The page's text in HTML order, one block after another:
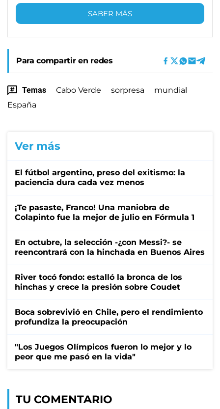
SABER MÁS
Para compartir en redes
Temas Cabo Verde sorpresa
mundial
España
Ver más
El fútbol argentino, preso del exitismo: la
paciencia dura cada vez menos
¡Te pasaste, Franco! Una maniobra de
Colapinto fue la mejor de julio en Fórmula 1
En octubre, la selección -¿con Messi?- se
reencontrará con la hinchada en Buenos Aires
River tocó fondo: estalló la bronca de los
hinchas y crece la presión sobre Coudet
Boca sobrevivió en Chile, pero el rendimiento
profundiza la preocupación
"Los Juegos Olímpicos fueron lo mejor y lo
peor que me pasó en la vida"
TU COMENTARIO